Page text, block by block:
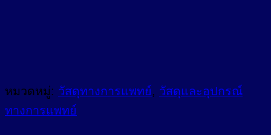
หมวดหมู่: วัสดุทางการแพทย์, วัสดุและอุปกรณ์
ทางการแพทย์